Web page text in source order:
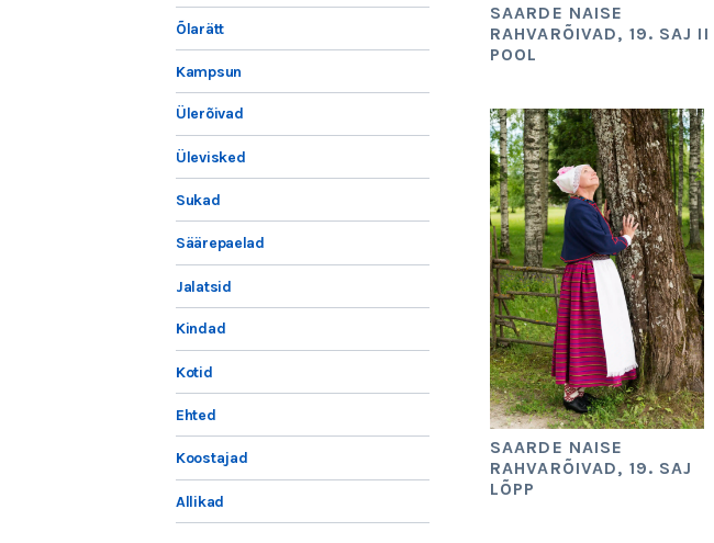
Õlarätt
Kampsun
Ülerõivad
Ülevisked
Sukad
Säärepaelad
Jalatsid
Kindad
Kotid
Ehted
Koostajad
Allikad
SAARDE NAISE
RAHVARÕIVAD, 19. SAJ II
POOL
SAARDE NAISE
RAHVARÕIVAD, 19. SAJ
LÕPP